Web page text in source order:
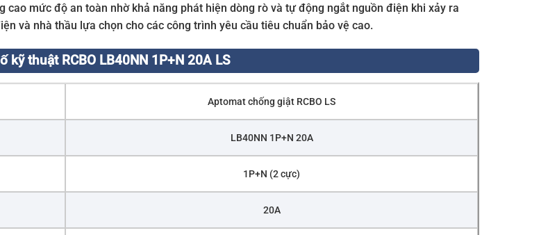
cao mức độ an toàn nhờ khả năng phát hiện dòng rò và tự động ngắt nguồn điện khi xảy ra
và nhà thầu lựa chọn cho các công trình yêu cầu tiêu chuẩn bảo vệ cao.
kỹ thuật RCBO LB40NN 1P+N 20A LS
Aptomat chống giật RCBO LS
LB40NN 1P+N 20A
1P+N (2 cực)
20A